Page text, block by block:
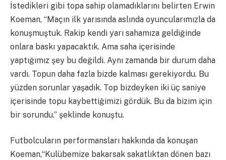
İstedikleri gibi topa sahip olamadıklarını belirten Erwin
Koeman, “Maçın ilk yarısında aslında oyuncularımızla da
konuşmuştuk. Rakip kendi yarı sahamıza geldiğinde
onlara baskı yapacaktık. Ama saha içerisinde
yaptığımız şey bu değildi. Aynı zamanda bir durum daha
vardı. Topun daha fazla bizde kalması gerekiyordu. Bu
yüzden sorunlar yaşadık. Top bizdeyken iki üç saniye
içerisinde topu kaybettiğimizi gördük. Bu da bizim için
bir sorundu.” şeklinde konuştu.
Futbolcuların performansları hakkında da konuşan
Koeman,“Kulübemize bakarsak sakatlıktan dönen bazı